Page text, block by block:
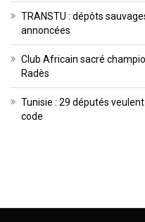
TRANSTU : dépôts
annoncées
Club Africain sacré
Radès
Tunisie : 29 députés
code